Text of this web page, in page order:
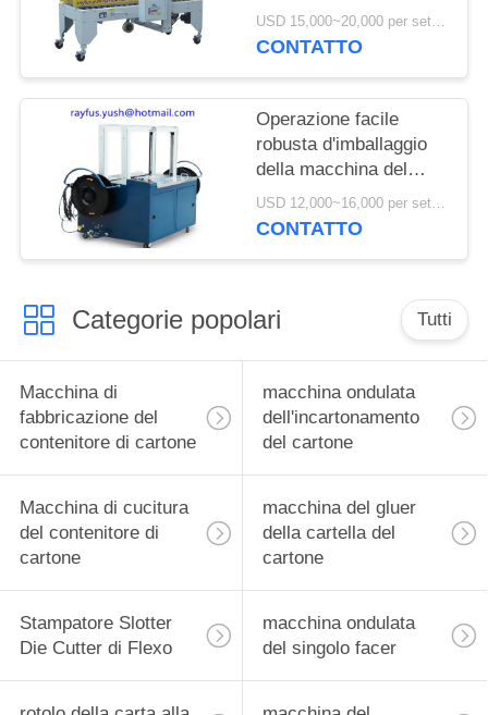
dell'erettore della
scatola e trasportatore
guarnizione
USD 15,000~20,000 per set MOQ:1 insieme
CONTATTO
Operazione facile
robusta d'imballaggio
della macchina del
doppio di Manica
contenitore automatico
USD 12,000~16,000 per set MOQ:1 insieme
CONTATTO
Categorie popolari Tutti
Macchina di
fabbricazione del
contenitore di cartone
macchina ondulata
dell'incartonamento
del cartone
Macchina di cucitura
del contenitore di
cartone
macchina del gluer
della cartella del
cartone
Stampatore Slotter
Die Cutter di Flexo
macchina ondulata
del singolo facer